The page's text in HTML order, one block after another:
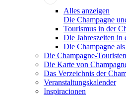
Alles anzeigen
Die Champagne
Tourismus in der
Die Jahreszeiten in
Die Champagne
Die Champagne-
Die Karte von
Das Verzeichnis der
Veranstaltungskalender
Inspiracionen